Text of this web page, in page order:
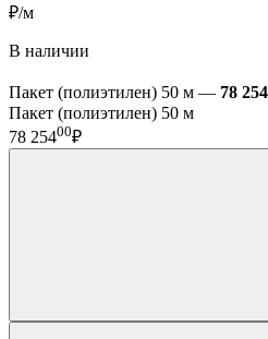
₽/м
В наличии
Пакет (полиэтилен) 50 м — 78 254
Пакет (полиэтилен) 50 м
78 25400₽